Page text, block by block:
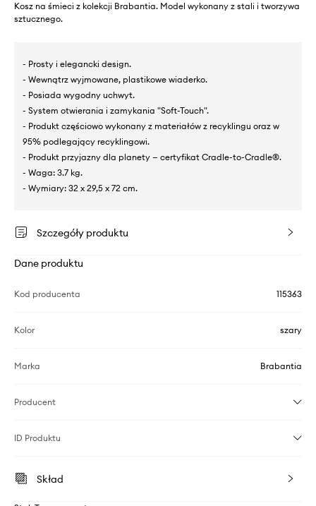
Kosz na śmieci z kolekcji Brabantia. Model wykonany z stali i tworzywa
sztucznego.
- Prosty i elegancki design.
- Wewnątrz wyjmowane, plastikowe wiaderko.
- Posiada wygodny uchwyt.
- System otwierania i zamykania "Soft-Touch".
- Produkt częściowo wykonany z materiałów z recyklingu oraz w
95% podlegający recyklingowi.
- Produkt przyjazny dla planety — certyfikat Cradle-to-Cradle®.
- Waga: 3.7 kg.
- Wymiary: 32 x 29,5 x 72 cm.
Szczegóły produktu
Dane produktu
Kod producenta 115363
Kolor szary
Marka Brabantia
Producent
ID Produktu
Skład